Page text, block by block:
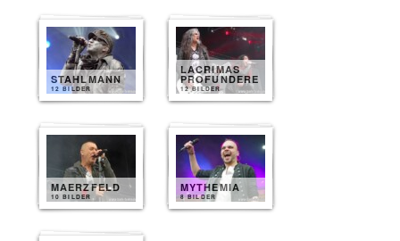
STAHLMANN
12 BILDER
LACRIMAS
PROFUNDERE
12 BILDER
MAERZFELD
10 BILDER
MYTHEMIA
8 BILDER